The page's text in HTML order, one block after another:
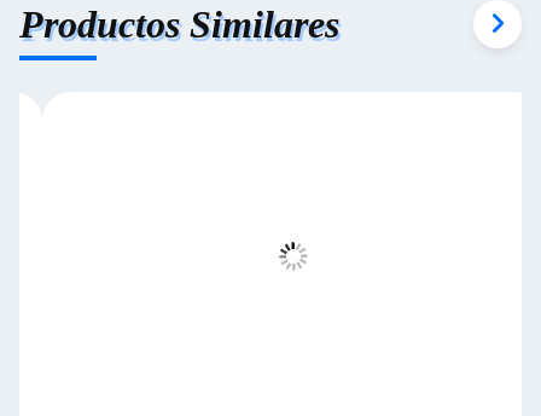
Productos Similares